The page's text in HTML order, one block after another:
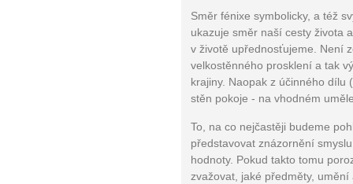
10 tipů
...
Směr fénixe symbolicky, a též
ukazuje směr naší cesty života
v životě upřednosťujeme. Není
velkostěnného prosklení a tak
krajiny. Naopak z účinného dílu
stěn pokoje - na vhodném
To, na co nejčastěji budeme
představovat znázornění
hodnoty. Pokud takto tomu
zvažovat, jaké předměty,